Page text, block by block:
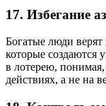
17. Избегание
Богатые люди верят
которые создаются
в лотерею, понимая,
действиях, а не на